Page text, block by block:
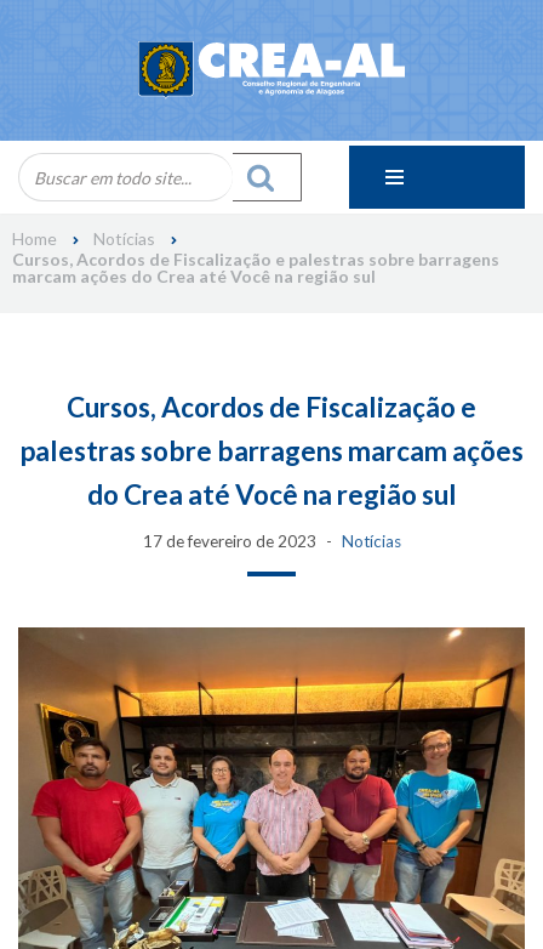
Home
Notícias
Cursos, Acordos de Fiscalização e palestras sobre barragens
marcam ações do Crea até Você na região sul
Cursos, Acordos de Fiscalização e
palestras sobre barragens marcam ações
do Crea até Você na região sul
17 de fevereiro de 2023 Notícias